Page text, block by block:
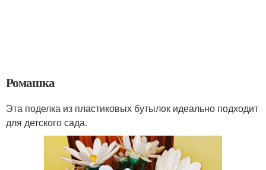
Ромашка
Эта поделка из пластиковых бутылок идеально подходит
для детского сада.